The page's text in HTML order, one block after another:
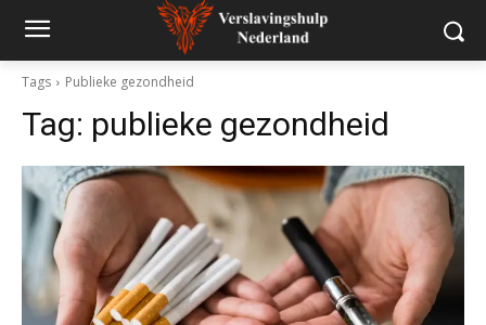
Tags Publieke gezondheid
Tag: publieke gezondheid